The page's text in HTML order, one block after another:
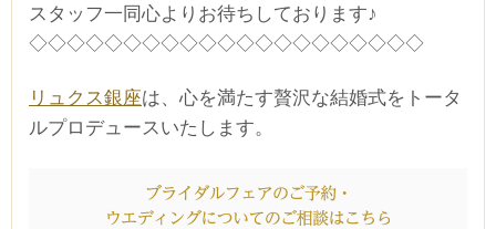
スタッフ一同心よりお待ちしております♪
◇◇◇◇◇◇◇◇◇◇◇◇◇◇◇◇◇◇◇◇◇
リュクス銀座は、心を満たす贅沢な結婚式をトータ
ルプロデュースいたします。